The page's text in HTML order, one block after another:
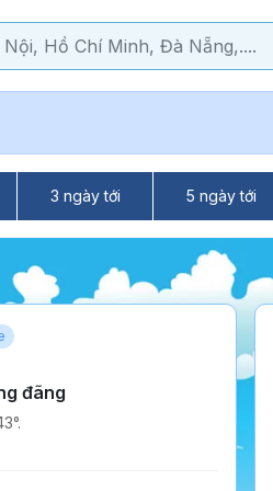
3 ngày tới 5 ngày tới
đãng